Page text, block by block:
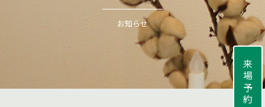
来場予約
お知らせ